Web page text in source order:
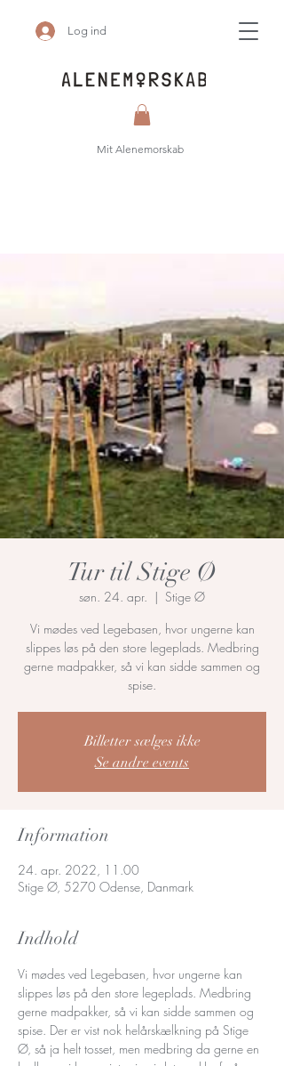
Log ind
Mit Alenemorskab
Tur til Stige Ø
søn. 24. apr.
  |
Stige Ø
Vi mødes ved Legebasen, hvor ungerne kan
slippes løs på den store legeplads. Medbring
gerne madpakker, så vi kan sidde sammen og
spise.
Billetter sælges ikke
Se andre events
Information
24. apr. 2022, 11.00
Stige Ø, 5270 Odense, Danmark
Indhold
Vi mødes ved Legebasen, hvor ungerne kan
slippes løs på den store legeplads. Medbring
gerne madpakker, så vi kan sidde sammen og
spise. Der er vist nok helårskælkning på Stige
Ø, så ja helt tosset, men medbring da gerne en